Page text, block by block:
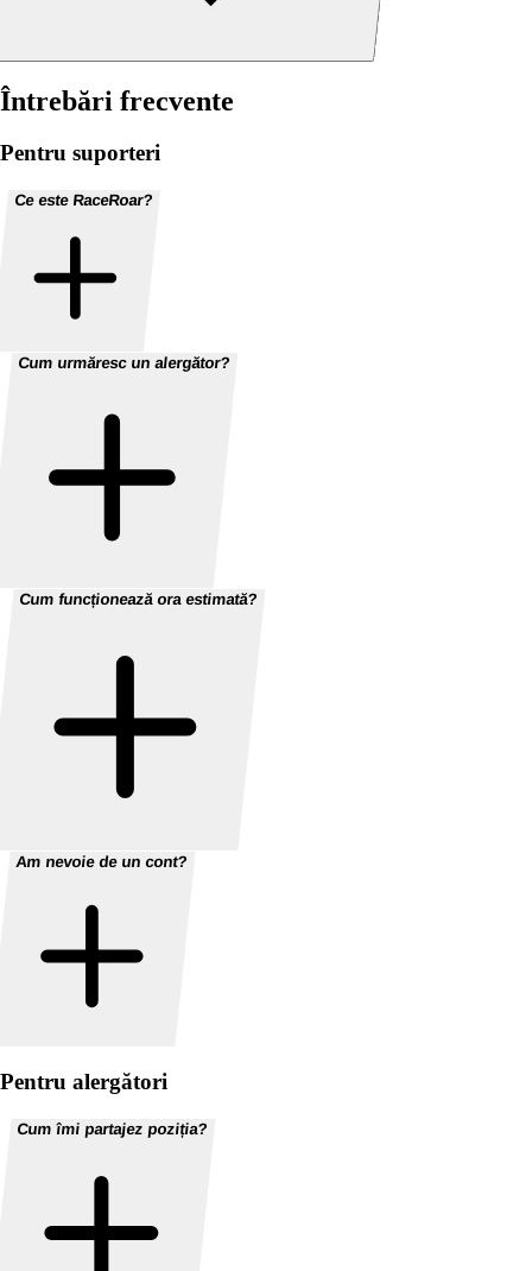
Întrebări frecvente
Pentru suporteri
Ce este RaceRoar?
Cum urmăresc un alergător?
Cum funcționează ora estimată?
Am nevoie de un cont?
Pentru alergători
Cum îmi partajez poziția?